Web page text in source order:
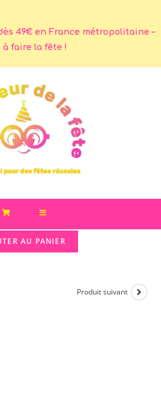
49€ en France métropolitaine –
à faire la fête !
AU PANIER
Produit suivant